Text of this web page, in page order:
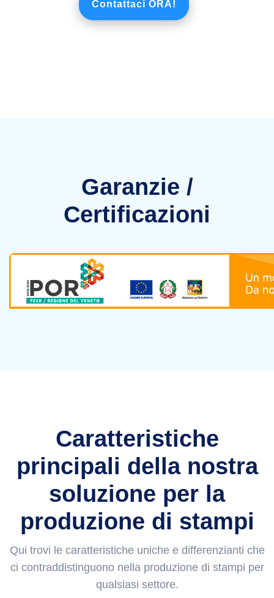
Contattaci ORA!
Garanzie /
Certificazioni
Caratteristiche
principali della nostra
soluzione per la
produzione di stampi
Qui trovi le caratteristiche uniche e differenzianti che
ci contraddistinguono nella produzione di stampi per
qualsiasi settore.